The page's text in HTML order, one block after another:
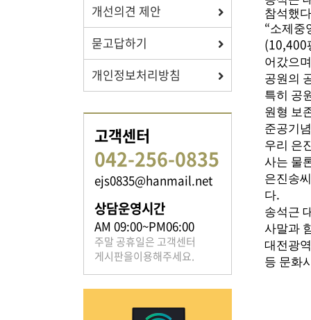
자료실
보학, 전통상식, 도서관에서
족보 자료실
은진송씨의 족보를 확인하실 수 있습니다.
개선의견 제안
묻고답하기
개인정보처리방침
고객센터
042-256-0835
ejs0835@hanmail.net
상담운영시간
AM 09:00~PM06:00
주말 공휴일은 고객센터
게시판을이용해주세요.
참석했다
“소제중
(10,400
어갔으
공원의
특히 공
원형 보
준공기
우리 은
사는 물
은진송
다.
송석근
사말과
대전광
등 문화